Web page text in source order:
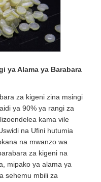
ya Alama ya Barabara
za kigeni zina msingi
ya 90% ya rangi za
kama vile
na Ufini hutumia
na mwanzo wa
za kigeni na
mipako ya alama ya
sehemu mbili za